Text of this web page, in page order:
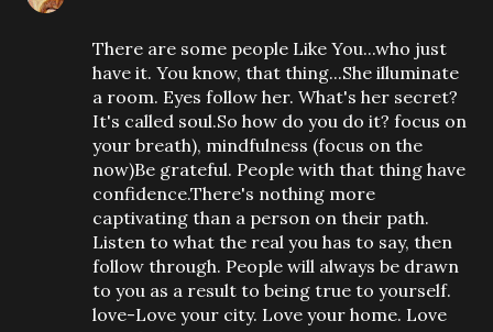
There are some people Like You...who just
have it. You know, that thing...She illuminate
a room. Eyes follow her. What's her secret?
It's called soul.So how do you do it? focus on
your breath), mindfulness (focus on the
now)Be grateful. People with that thing have
confidence.There's nothing more
captivating than a person on their path.
Listen to what the real you has to say, then
follow through. People will always be drawn
to you as a result to being true to yourself.
love-Love your city. Love your home. Love